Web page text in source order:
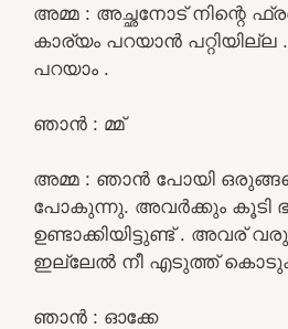
അമ്മ : അച്ഛനോട് നിന്റെ
കാര്യം പറയാൻ
പറയാം .
ഞാൻ : മ്മ്
അമ്മ : ഞാൻ പോയി
പോകുന്നു. അവർക്കും കൂടി
ഉണ്ടാക്കിയിട്ടുണ്ട് . അവര്
ഇല്ലേൽ നീ എടുത്ത്
ഞാൻ : ഓക്കേ